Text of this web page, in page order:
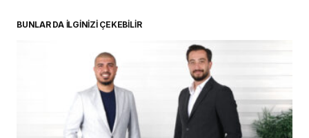
BUNLAR DA İLGİNİZİ ÇEKEBİLİR